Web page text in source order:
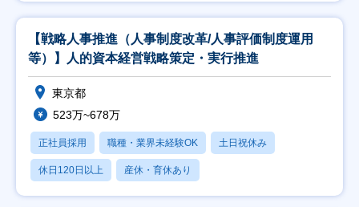
【戦略人事推進（人事制度改革/人事評価制度運用
等）】人的資本経営戦略策定・実行推進
東京都
523万~678万
正社員採用 職種・業界未経験OK 土日祝休み
休日120日以上 産休・育休あり